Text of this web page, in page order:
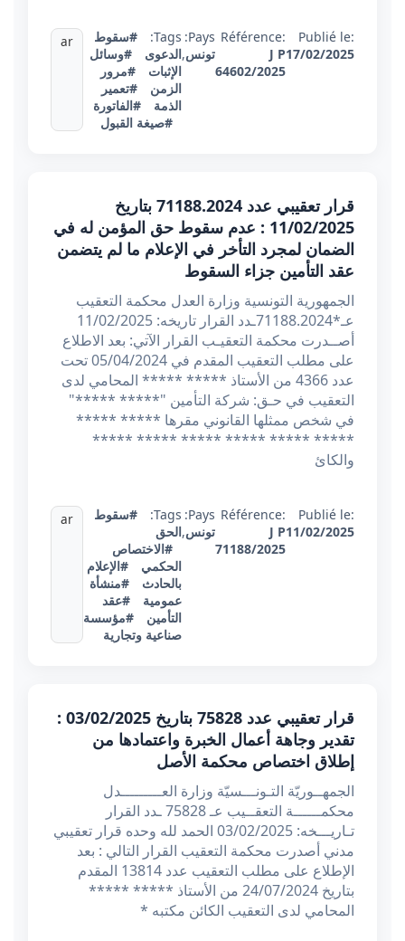
Publié le:
17/02/2025
Référence:
J P
64602/2025
Pays:
تونس,
Tags:
#سقوط
الدعوى
#وسائل
الإثبات
#مرور
الزمن
#تعمير
الذمة
#الفاتورة
#صيغة القبول
ar
قرار تعقيبي عدد 71188.2024 بتاريخ
11/02/2025 : عدم سقوط حق المؤمن له في
الضمان لمجرد التأخر في الإعلام ما لم يتضمن
عقد التأمين جزاء السقوط
الجمهورية التونسية وزارة العدل محكمة التعقيب
عـ*71188.2024ـدد القرار تاريخه: 11/02/2025
أصــدرت محكمة التعقيـب القرار الآتي: بعد الاطلاع
على مطلب التعقيب المقدم في 05/04/2024 تحت
عدد 4366 من الأستاذ ***** ***** المحامي لدى
التعقيب في حـق: شركة التأمين "***** *****"
في شخص ممثلها القانوني مقرها ***** *****
***** ***** ***** ***** ***** *****
والكائ
Publié le:
11/02/2025
Référence:
J P
71188/2025
Pays:
تونس,
Tags:
#سقوط
الحق
#الاختصاص
الحكمي
#الإعلام
بالحادث
#منشأة
عمومية
#عقد
التأمين
#مؤسسة
صناعية وتجارية
ar
قرار تعقيبي عدد 75828 بتاريخ 03/02/2025 :
تقدير وجاهة أعمال الخبرة واعتمادها من
إطلاق اختصاص محكمة الأصل
الجمهــوريّة التـونـــسيّة وزارة العـــــــــدل
محكمــــــة التعقــيب عـ 75828 ـدد القرار
تـاريـــخه: 03/02/2025 الحمد لله وحده قرار تعقيبي
مدني أصدرت محكمة التعقيب القرار التالي : بعد
الإطلاع على مطلب التعقيب عدد 13814 المقدم
بتاريخ 24/07/2024 من الأستاذ ***** *****
المحامي لدى التعقيب الكائن مكتبه *